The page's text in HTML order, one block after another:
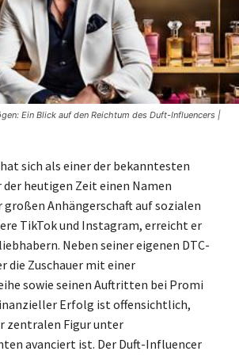
Ein Blick auf den Reichtum des Duft-Influencers |
sich als einer der bekanntesten
heutigen Zeit einen Namen
Anhängerschaft auf sozialen
TikTok und Instagram, erreicht er
Neben seiner eigenen DTC-
die Zuschauer mit einer
sowie seinen Auftritten bei Promi
Erfolg ist offensichtlich,
zentralen Figur unter
avanciert ist. Der Duft-Influencer